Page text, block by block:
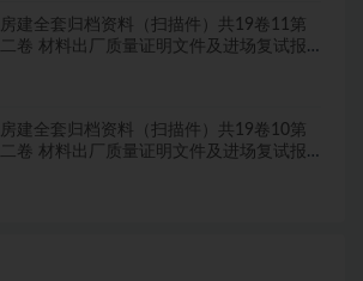
房建全套归档资料（扫描件）共19卷11第
二卷 材料出厂质量证明文件及进场复试报
房建全套归档资料（扫描件）共19卷10第
二卷 材料出厂质量证明文件及进场复试报